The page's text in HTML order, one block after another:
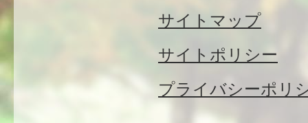
サイトマップ
サイトポリシー
プライバシーポリ